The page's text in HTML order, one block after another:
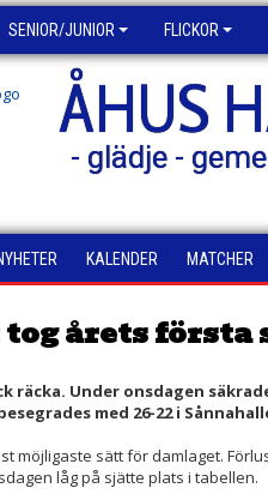
SENIOR/JUNIOR FLICKOR
ÅHUS
- glädje -
KALENDER MATCHER
årets första
räcka. Under onsdagen
med 26-22 i
möjligaste sätt för damlaget.
låg på sjätte plats i tabellen.